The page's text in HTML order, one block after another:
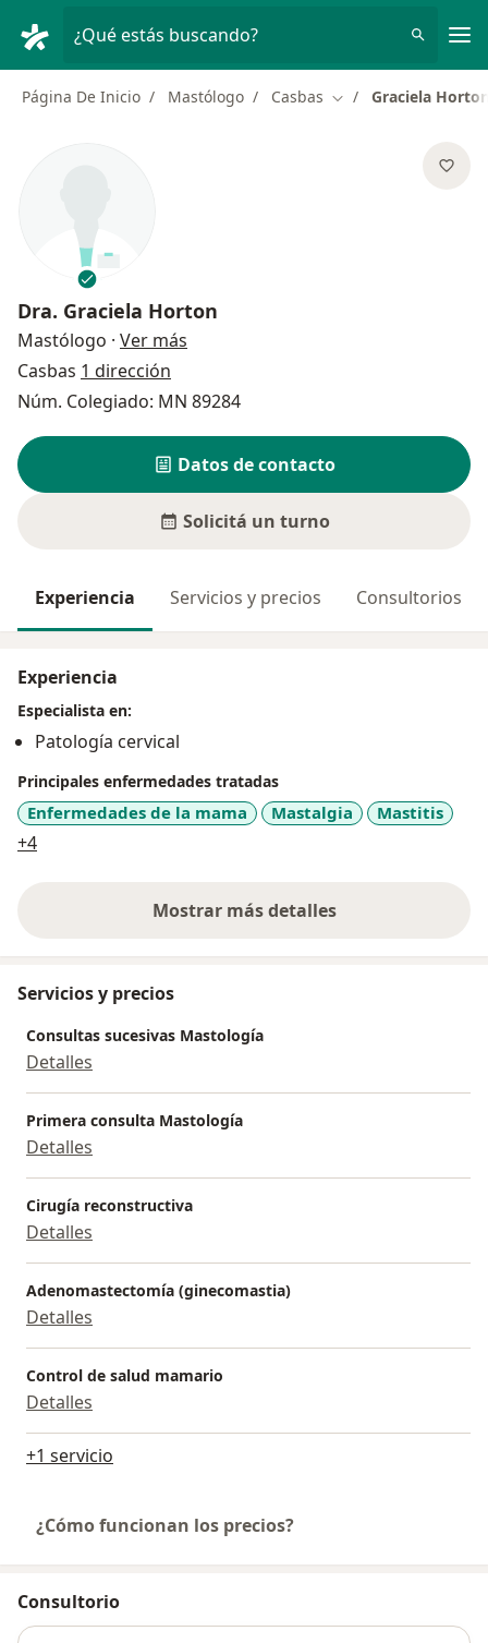
¿Qué estás buscando?
Página De Inicio Mastólogo Casbas Cambiar de ciudad
Graciela
Dra. Graciela Horton
Mastólogo · Ver más
Casbas 1 dirección
Núm. Colegiado: MN 89284
Datos de contacto
Solicitá un turno
Experiencia Servicios y precios Consultorios
Experiencia
Especialista en:
Patología cervical
Principales enfermedades tratadas
Enfermedades de la mama Mastalgia Mastitis
+4a11y_sr_more_diseases
Mostrar más detalles
sobre la experiencia
Servicios y precios
Consultas sucesivas Mastología
Detalles
Primera consulta Mastología
Detalles
Cirugía reconstructiva
Detalles
Adenomastectomía (ginecomastia)
Detalles
Control de salud mamario
Detalles
+1 servicio
¿Cómo funcionan los precios?
Consultorio